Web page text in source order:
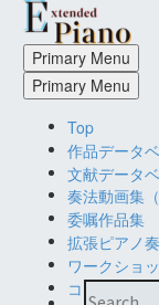
Primary Menu
Primary Menu
Top
作品データ
文献データ
奏法動画集
委嘱作品集
拡張ピアノ
ワークショ
コンサート